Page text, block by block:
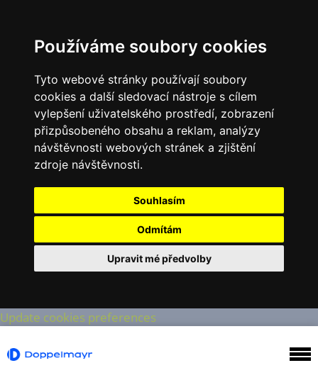
Používáme soubory cookies
Tyto webové stránky používají soubory
cookies a další sledovací nástroje s cílem
vylepšení uživatelského prostředí, zobrazení
přizpůsobeného obsahu a reklam, analýzy
návštěvnosti webových stránek a zjištění
zdroje návštěvnosti.
Souhlasím
Odmítám
Upravit mé předvolby
Update cookies preferences